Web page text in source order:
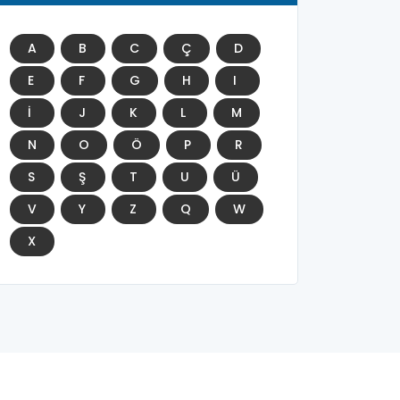
A B C Ç
D
E
F G H
I
İ
J K L
M
N
O Ö P
R
S
Ş T U
Ü
V
Y Z Q
W
X